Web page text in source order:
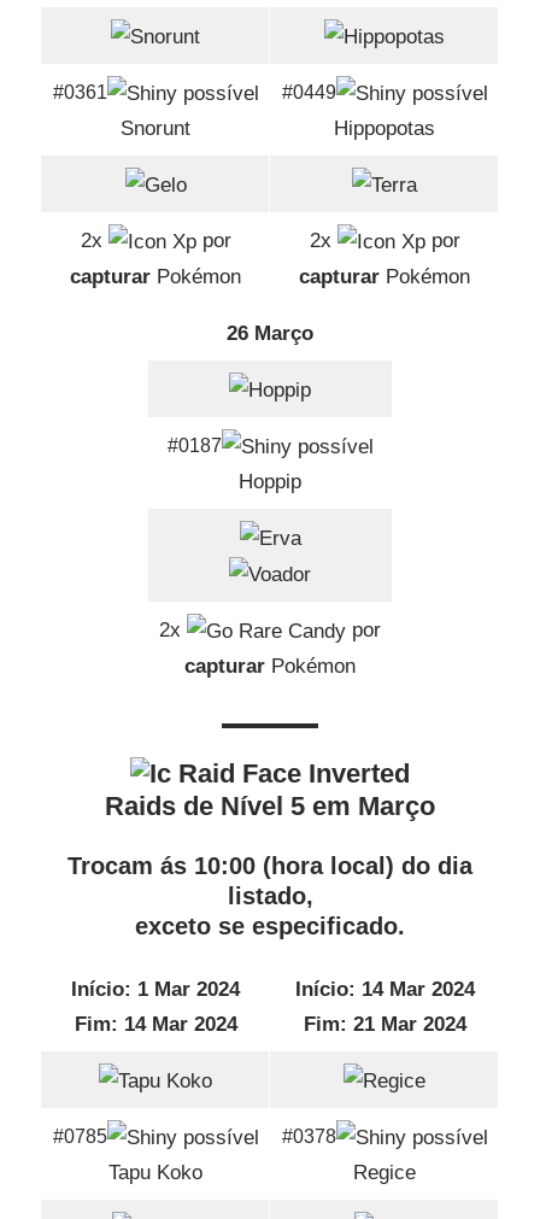
#0361
Snorunt
2x
por
capturar Pokémon
#0449
Hippopotas
2x
por
capturar Pokémon
26 Março
#0187
Hoppip
2x
por
capturar Pokémon
Raids de Nível 5 em Março
Trocam ás 10:00 (hora local) do dia
listado,
exceto se especificado.
Início: 1 Mar 2024
Fim: 14 Mar 2024
#0785
Tapu Koko
Início: 14 Mar 2024
Fim: 21 Mar 2024
#0378
Regice